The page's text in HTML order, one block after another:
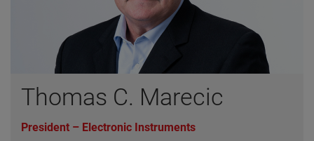
Thomas C. Marecic
President – Electronic Instruments